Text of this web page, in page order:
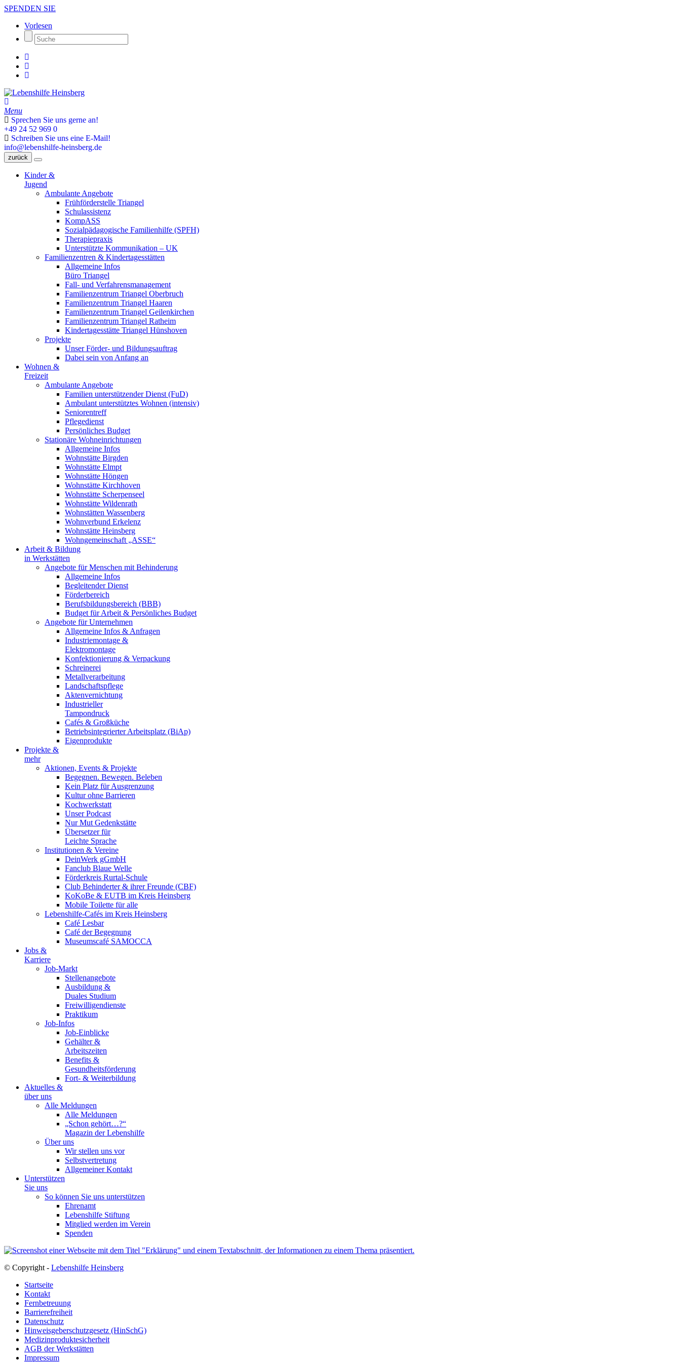
SPENDEN SIE
Vorlesen
Menu
Sprechen Sie uns gerne an!
+49 24 52 969 0
Schreiben Sie uns eine E-Mail!
info@lebenshilfe-heinsberg.de
zurück
Kinder &
Jugend
Ambulante Angebote
Frühförderstelle Triangel
Schulassistenz
KompASS
Sozialpädagogische Familienhilfe (SPFH)
Therapiepraxis
Unterstützte Kommunikation – UK
Familienzentren & Kindertagesstätten
Allgemeine Infos
Büro Triangel
Fall- und Verfahrensmanagement
Familienzentrum Triangel Oberbruch
Familienzentrum Triangel Haaren
Familienzentrum Triangel Geilenkirchen
Familienzentrum Triangel Ratheim
Kindertagesstätte Triangel Hünshoven
Projekte
Unser Förder- und Bildungsauftrag
Dabei sein von Anfang an
Wohnen &
Freizeit
Ambulante Angebote
Familien unterstützender Dienst (FuD)
Ambulant unterstütztes Wohnen (intensiv)
Seniorentreff
Pflegedienst
Persönliches Budget
Stationäre Wohneinrichtungen
Allgemeine Infos
Wohnstätte Birgden
Wohnstätte Elmpt
Wohnstätte Höngen
Wohnstätte Kirchhoven
Wohnstätte Scherpenseel
Wohnstätte Wildenrath
Wohnstätten Wassenberg
Wohnverbund Erkelenz
Wohnstätte Heinsberg
Wohngemeinschaft „ASSE“
Arbeit & Bildung
in Werkstätten
Angebote für Menschen mit Behinderung
Allgemeine Infos
Begleitender Dienst
Förderbereich
Berufsbildungsbereich (BBB)
Budget für Arbeit & Persönliches Budget
Angebote für Unternehmen
Allgemeine Infos & Anfragen
Industriemontage &
Elektromontage
Konfektionierung & Verpackung
Schreinerei
Metallverarbeitung
Landschaftspflege
Aktenvernichtung
Industrieller
Tampondruck
Cafés & Großküche
Betriebsintegrierter Arbeitsplatz (BiAp)
Eigenprodukte
Projekte &
mehr
Aktionen, Events & Projekte
Begegnen. Bewegen. Beleben
Kein Platz für Ausgrenzung
Kultur ohne Barrieren
Kochwerkstatt
Unser Podcast
Nur Mut Gedenkstätte
Übersetzer für
Leichte Sprache
Institutionen & Vereine
DeinWerk gGmbH
Fanclub Blaue Welle
Förderkreis Rurtal-Schule
Club Behinderter & ihrer Freunde (CBF)
KoKoBe & EUTB im Kreis Heinsberg
Mobile Toilette für alle
Lebenshilfe-Cafés im Kreis Heinsberg
Café Lesbar
Café der Begegnung
Museumscafé SAMOCCA
Jobs &
Karriere
Job-Markt
Stellenangebote
Ausbildung &
Duales Studium
Freiwilligendienste
Praktikum
Job-Infos
Job-Einblicke
Gehälter &
Arbeitszeiten
Benefits &
Gesundheitsförderung
Fort- & Weiterbildung
Aktuelles &
über uns
Alle Meldungen
Alle Meldungen
„Schon gehört…?“
Magazin der Lebenshilfe
Über uns
Wir stellen uns vor
Selbstvertretung
Allgemeiner Kontakt
Unterstützen
Sie uns
So können Sie uns unterstützen
Ehrenamt
Lebenshilfe Stiftung
Mitglied werden im Verein
Spenden
© Copyright - Lebenshilfe Heinsberg
Startseite
Kontakt
Fernbetreuung
Barrierefreiheit
Datenschutz
Hinweisgeberschutzgesetz (HinSchG)
Medizinproduktesicherheit
AGB der Werkstätten
Impressum